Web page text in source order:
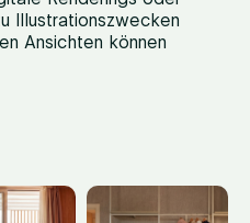
Illustrationszwecken
Ansichten können